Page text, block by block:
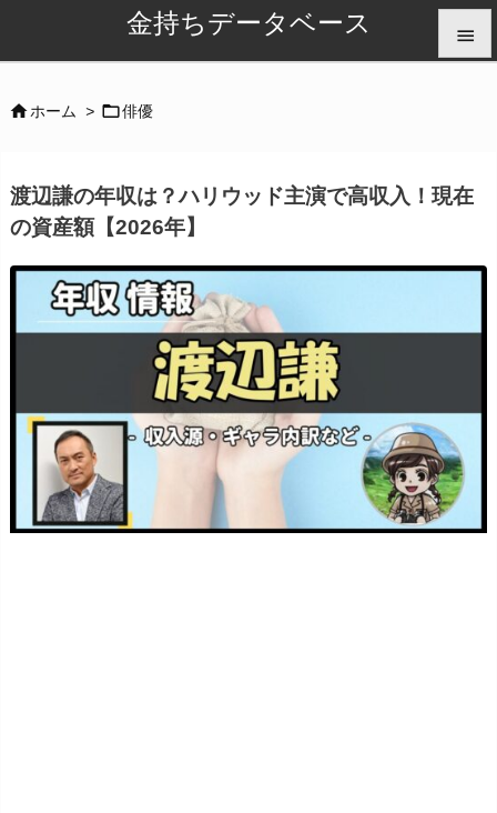
金持ちデータベース 


ホーム > 俳優
渡辺謙の年収は？ハリウッド主演で高収入！現在
の資産額【2026年】